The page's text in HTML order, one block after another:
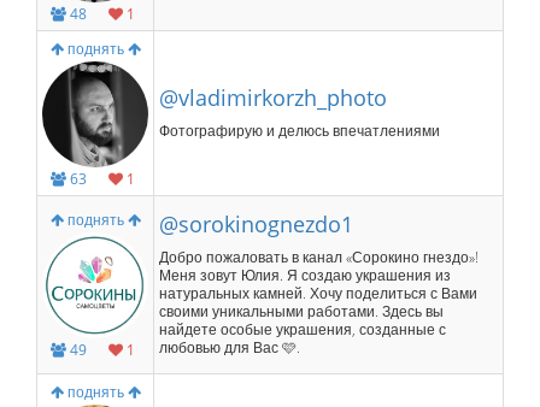
48 1
поднять
63 1
@vladimirkorzh_photo
Фотографирую и делюсь впечатлениями
поднять
49 1
@sorokinognezdo1
Добро пожаловать в канал «Сорокино гнездо»!
Меня зовут Юлия. Я создаю украшения из
натуральных камней. Хочу поделиться с Вами
своими уникальными работами. Здесь вы
найдете особые украшения, созданные с
любовью для Вас 🩷.
поднять